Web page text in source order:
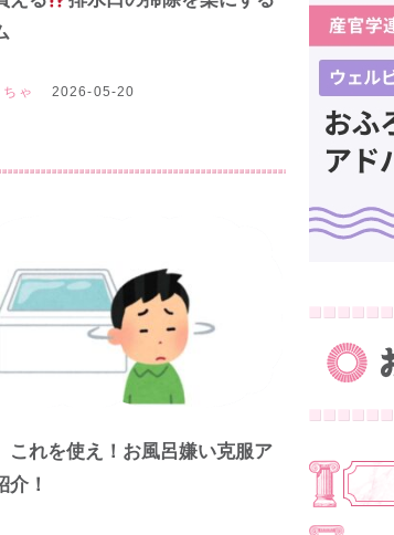
ちゃ 2026-05-20
これを使え！お風呂嫌い克服ア
介！